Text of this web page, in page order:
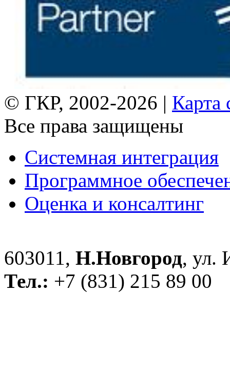
© ГКР, 2002-2026 | Карта
Все права защищены
Системная интеграция
Программное
Оценка и консалтинг
603011, Н.Новгород, ул.
Тел.: +7 (831) 215 89 00